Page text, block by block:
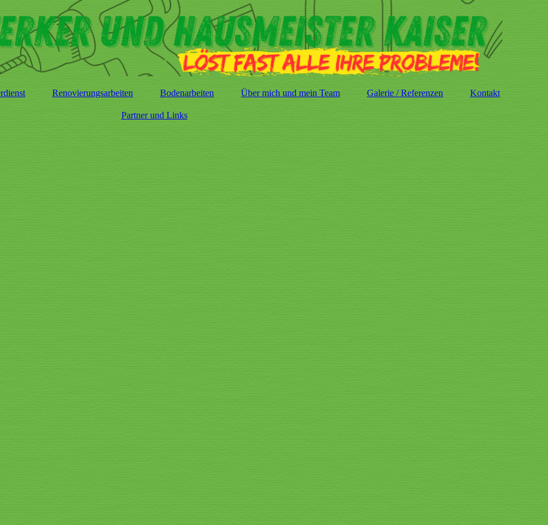
Renovierungsarbeiten Bodenarbeiten Über mich und mein Team Galerie / Referenzen Kontakt
Partner und Links